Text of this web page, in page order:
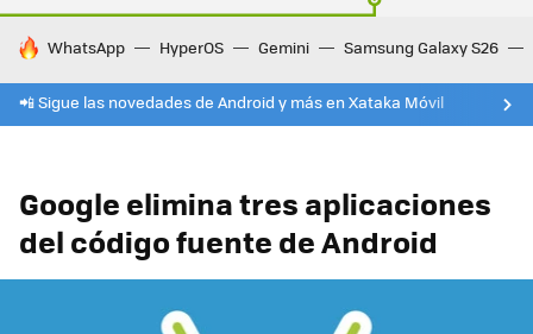
HOY SE HABLA DE
WhatsApp HyperOS Gemini Samsung Galaxy S26
📲 Sigue las novedades de Android y más en Xataka Móvil
Google elimina tres aplicaciones
del código fuente de Android